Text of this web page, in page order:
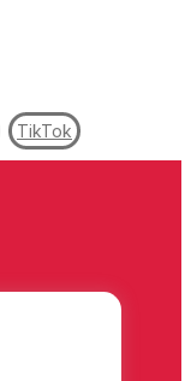
TikTok